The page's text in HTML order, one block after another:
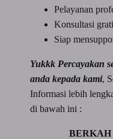
Pelayanan
Konsultasi
Siap
Yukkk Percayakan
anda kepada kami,
Informasi lebih
di bawah ini :
BERKAH